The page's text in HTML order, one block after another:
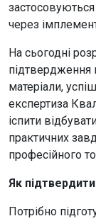
застосовуються
через
На сьогодні
підтвердження
матеріали,
експертиза
іспити
практичних
професійного
Як
Потрібно